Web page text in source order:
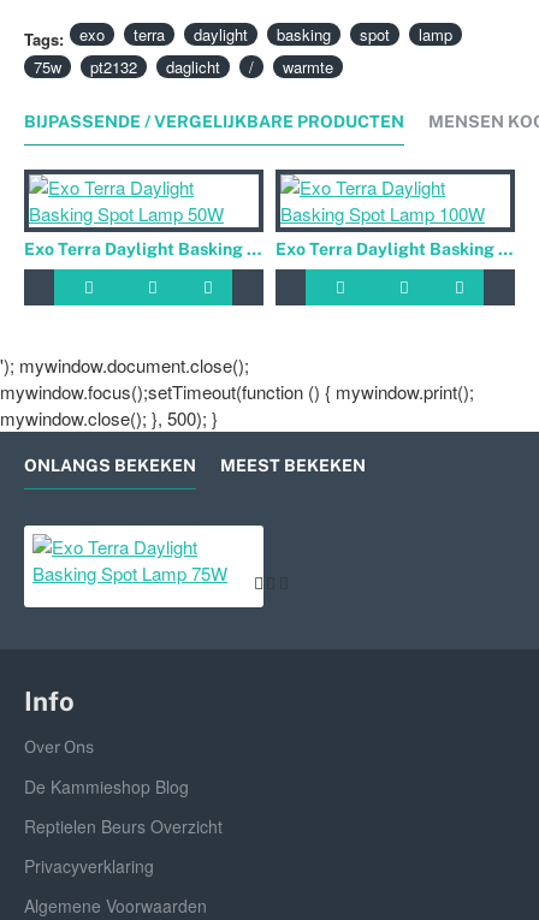
Tags: exo terra daylight basking spot
lamp
75w
pt2132 daglicht / warmte
BIJPASSENDE / VERGELIJKBARE PRODUCTEN MENSEN
Exo Terra Daylight Basking Spot Lamp 50W Exo Terra Daylight Basking Spot Lamp 100W
'); mywindow.document.close();
mywindow.focus();setTimeout(function () { mywindow.print();
mywindow.close(); }, 500); }
ONLANGS BEKEKEN MEEST BEKEKEN
Info
Over Ons
De Kammieshop Blog
Reptielen Beurs Overzicht
Privacyverklaring
Algemene Voorwaarden